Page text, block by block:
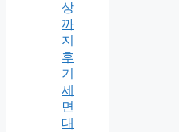
상
까
지
후
기
세
면
대